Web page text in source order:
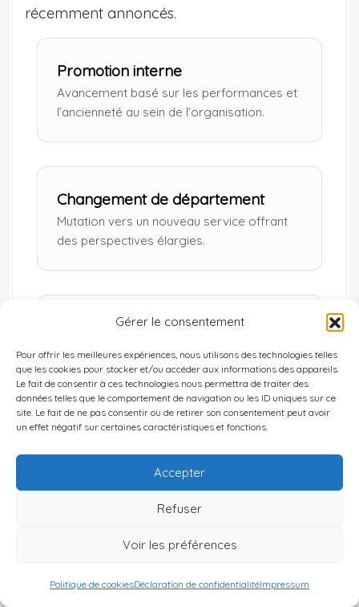
Gérer le consentement
Pour offrir les meilleures expériences, nous utilisons des technologies telles
que les cookies pour stocker et/ou accéder aux informations des appareils.
Le fait de consentir à ces technologies nous permettra de traiter des
données telles que le comportement de navigation ou les ID uniques sur ce
site. Le fait de ne pas consentir ou de retirer son consentement peut avoir
un effet négatif sur certaines caractéristiques et fonctions.
Accepter
Refuser
Voir les préférences
Politique de cookiesDéclaration de confidentialitéImpressum
récemment annoncés.
Promotion interne
Avancement basé sur les performances et
l’ancienneté au sein de l’organisation.
Changement de département
Mutation vers un nouveau service offrant
des perspectives élargies.
Prise de responsabilités
Évolution vers un poste avec une équipe ou
un budget managérial accru.
Reconversion professionnelle
Accès à un nouveau métier ou domaine